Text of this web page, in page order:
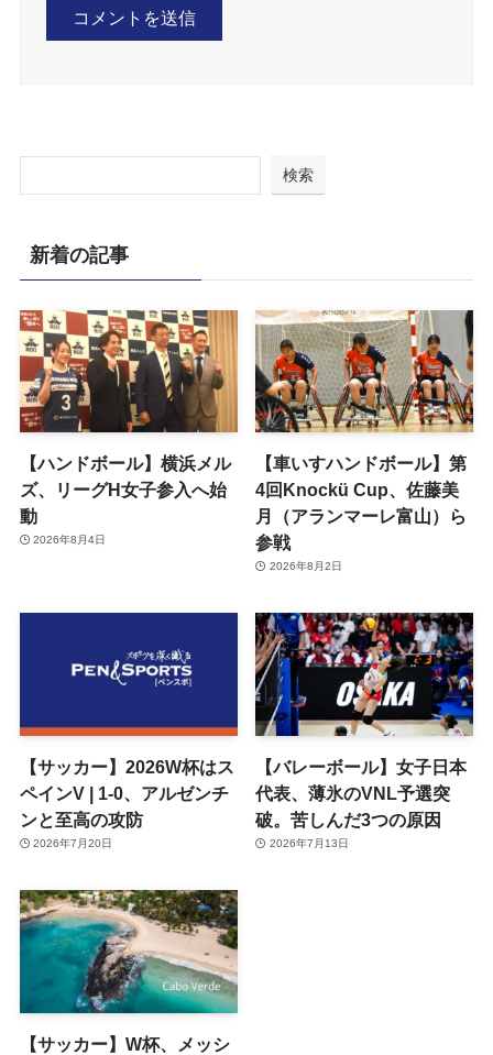
検索
新着の記事
【ハンドボール】横浜メル
ズ、リーグH女子参入へ始
動
2026年8月4日
【車いすハンドボール】第
4回Knockü Cup、佐藤美
月（アランマーレ富山）ら
参戦
2026年8月2日
【サッカー】2026W杯はス
ペインV | 1-0、アルゼンチ
ンと至高の攻防
2026年7月20日
【バレーボール】女子日本
代表、薄氷のVNL予選突
破。苦しんだ3つの原因
2026年7月13日
【サッカー】W杯、メッシ